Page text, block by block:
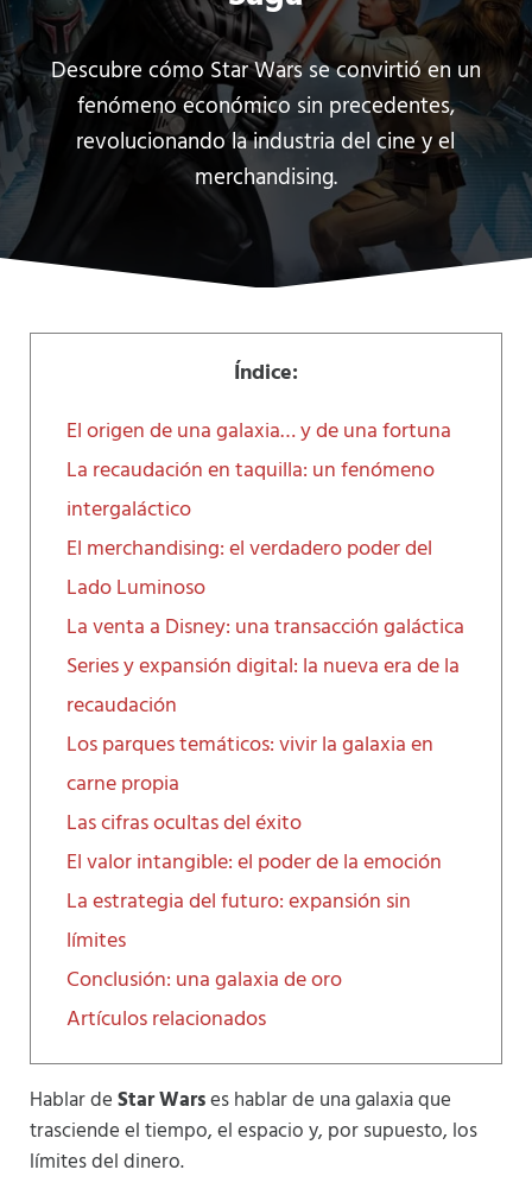
Descubre cómo Star Wars se convirtió en un
fenómeno económico sin precedentes,
revolucionando la industria del cine y el
merchandising.
Índice:
El origen de una galaxia… y de una fortuna
La recaudación en taquilla: un fenómeno
intergaláctico
El merchandising: el verdadero poder del
Lado Luminoso
La venta a Disney: una transacción galáctica
Series y expansión digital: la nueva era de la
recaudación
Los parques temáticos: vivir la galaxia en
carne propia
Las cifras ocultas del éxito
El valor intangible: el poder de la emoción
La estrategia del futuro: expansión sin
límites
Conclusión: una galaxia de oro
Artículos relacionados
Hablar deStar Warses hablar de una galaxia que
trasciende el tiempo, el espacio y, por supuesto, los
límites del dinero.